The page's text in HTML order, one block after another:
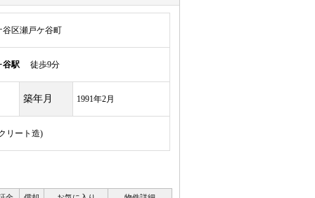
谷区瀬戸ケ谷町
谷駅 徒歩9分
築年月 1991年2月
リート造)